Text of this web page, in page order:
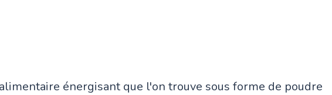
énergisant que l'on trouve sous forme de poudre